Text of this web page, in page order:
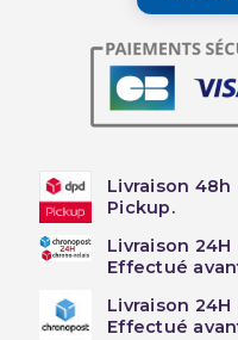
Livraison 48h
Pickup.
Livraison
Effectué
Livraison
Effectué